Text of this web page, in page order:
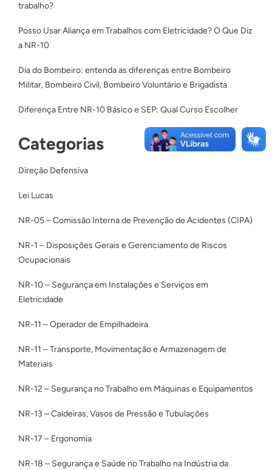
trabalho?
Posso Usar Aliança em Trabalhos com Eletricidade? O Que Diz
a NR-10
Dia do Bombeiro: entenda as diferenças entre Bombeiro
Militar, Bombeiro Civil, Bombeiro Voluntário e Brigadista
Diferença Entre NR-10 Básico e SEP: Qual Curso Escolher
Categorias
Direção Defensiva
Lei Lucas
NR-05 – Comissão Interna de Prevenção de Acidentes (CIPA)
NR-1 – Disposições Gerais e Gerenciamento de Riscos
Ocupacionais
NR-10 – Segurança em Instalações e Serviços em
Eletricidade
NR-11 – Operador de Empilhadeira
NR-11 – Transporte, Movimentação e Armazenagem de
Materiais
NR-12 – Segurança no Trabalho em Máquinas e Equipamentos
NR-13 – Caldeiras, Vasos de Pressão e Tubulações
NR-17 – Ergonomia
NR-18 – Segurança e Saúde no Trabalho na Indústria da